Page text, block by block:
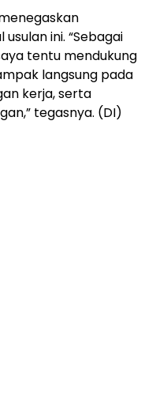
ini. “Sebagai
tentu mendukung
langsung pada
kerja, serta
tegasnya. (DI)